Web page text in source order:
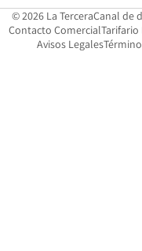
© 2026 La TerceraCanal de
Contacto ComercialOpens
Tarifario
Avisos LegalesOpens